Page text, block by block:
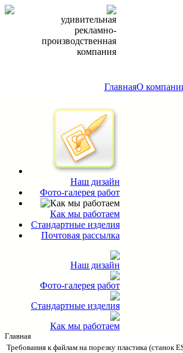
удивительная
рекламно-
производственная
компания
ГлавнаяО
Наш дизайн
Фото-галерея работ
Как мы работаем
Стандартные изделия
Почтовая рассылка
Наш дизайн
Фото-галерея работ
Стандартные изделия
Как мы работаем
Главная
Требования к файлам на порезку пластика (станок